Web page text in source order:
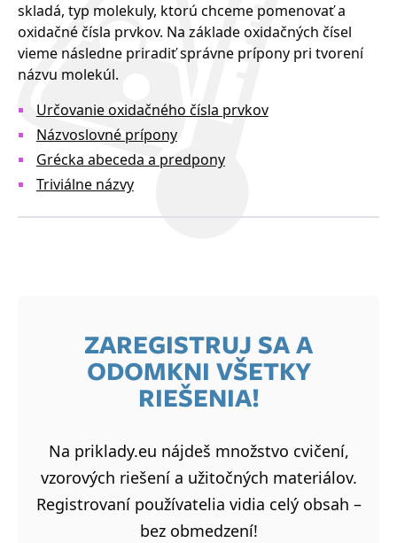
skladá, typ molekuly, ktorú chceme pomenovať a
oxidačné čísla prvkov. Na základe oxidačných čísel
vieme následne priradiť správne prípony pri tvorení
názvu molekúl.
Určovanie oxidačného čísla prvkov
Názvoslovné prípony
Grécka abeceda a predpony
Triviálne názvy
ZAREGISTRUJ SA A
ODOMKNI VŠETKY
RIEŠENIA!
Na priklady.eu nájdeš množstvo cvičení,
vzorových riešení a užitočných materiálov.
Registrovaní používatelia vidia celý obsah –
bez obmedzení!